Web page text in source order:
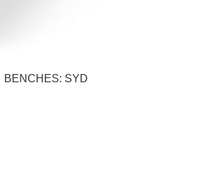
BENCHES: SYD